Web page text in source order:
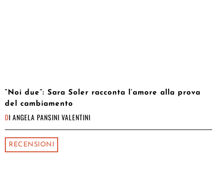
“Noi due”: Sara Soler racconta l’amore alla prova
del cambiamento
DI ANGELA PANSINI VALENTINI
RECENSIONI